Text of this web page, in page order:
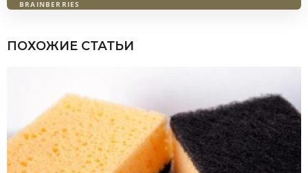
ПОХОЖИЕ СТАТЬИ